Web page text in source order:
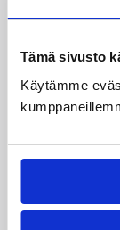
Tämä sivusto
Käytämme